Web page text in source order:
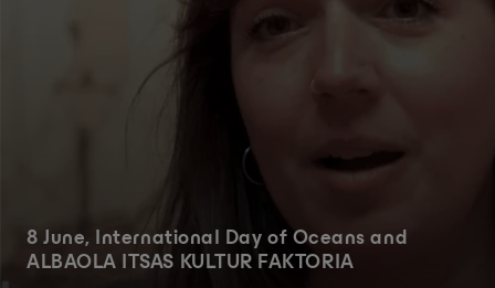
8 June, International Day of Oceans and
ALBAOLA ITSAS KULTUR FAKTORIA